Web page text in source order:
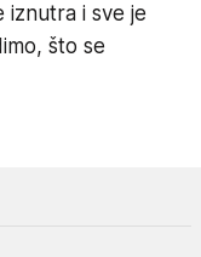
iznutra i sve je
što se